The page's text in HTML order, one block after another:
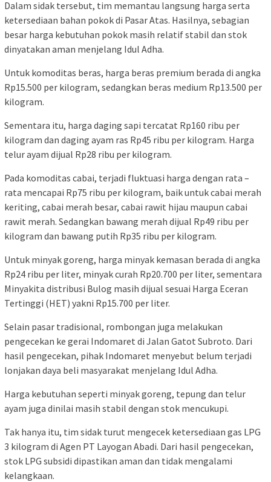
Dalam sidak tersebut, tim memantau langsung harga serta
ketersediaan bahan pokok di Pasar Atas. Hasilnya, sebagian
besar harga kebutuhan pokok masih relatif stabil dan stok
dinyatakan aman menjelang Idul Adha.
Untuk komoditas beras, harga beras premium berada di angka
Rp15.500 per kilogram, sedangkan beras medium Rp13.500 per
kilogram.
Sementara itu, harga daging sapi tercatat Rp160 ribu per
kilogram dan daging ayam ras Rp45 ribu per kilogram. Harga
telur ayam dijual Rp28 ribu per kilogram.
Pada komoditas cabai, terjadi fluktuasi harga dengan rata –
rata mencapai Rp75 ribu per kilogram, baik untuk cabai merah
keriting, cabai merah besar, cabai rawit hijau maupun cabai
rawit merah. Sedangkan bawang merah dijual Rp49 ribu per
kilogram dan bawang putih Rp35 ribu per kilogram.
Untuk minyak goreng, harga minyak kemasan berada di angka
Rp24 ribu per liter, minyak curah Rp20.700 per liter, sementara
Minyakita distribusi Bulog masih dijual sesuai Harga Eceran
Tertinggi (HET) yakni Rp15.700 per liter.
Selain pasar tradisional, rombongan juga melakukan
pengecekan ke gerai Indomaret di Jalan Gatot Subroto. Dari
hasil pengecekan, pihak Indomaret menyebut belum terjadi
lonjakan daya beli masyarakat menjelang Idul Adha.
Harga kebutuhan seperti minyak goreng, tepung dan telur
ayam juga dinilai masih stabil dengan stok mencukupi.
Tak hanya itu, tim sidak turut mengecek ketersediaan gas LPG
3 kilogram di Agen PT Layogan Abadi. Dari hasil pengecekan,
stok LPG subsidi dipastikan aman dan tidak mengalami
kelangkaan.